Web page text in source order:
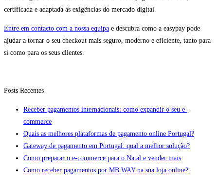
certificada e adaptada às exigências do mercado digital.
Entre em contacto com a nossa equipa e descubra como a easypay pode
ajudar a tornar o seu checkout mais seguro, moderno e eficiente, tanto para
si como para os seus clientes.
Posts Recentes
Receber pagamentos internacionais: como expandir o seu e-
commerce
Quais as melhores plataformas de pagamento online Portugal?
Gateway de pagamento em Portugal: qual a melhor solução?
Como preparar o e-commerce para o Natal e vender mais
Como receber pagamentos por MB WAY na sua loja online?